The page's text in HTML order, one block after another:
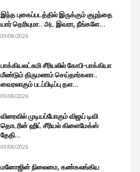
இந்த புகைப்படத்தில் இருக்கும் குழந்தை
யார் தெரியுமா.. அட இவரா, நீங்களே...
09/08/2026
பாக்கியலட்சுமி சீரியலில் கோபி-பாக்கியா
மீண்டும் திருமணம் செய்தார்களா..
வைரலாகும் படப்பிடிப்பு தள...
09/08/2026
விரைவில் முடியப்போகும் விஜய் டிவி
தொடரின் ஹிட் சீரியல் கிளைமேக்ஸ்
தேதி...
09/08/2026
மனோஜின் நிலைமை, கண்கலங்கிய